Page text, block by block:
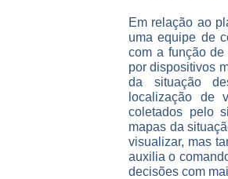
Em relação ao
uma equipe de
com a função
por dispositivos
da situação
localização de
coletados pelo
mapas da
visualizar, mas
auxilia o
decisões com